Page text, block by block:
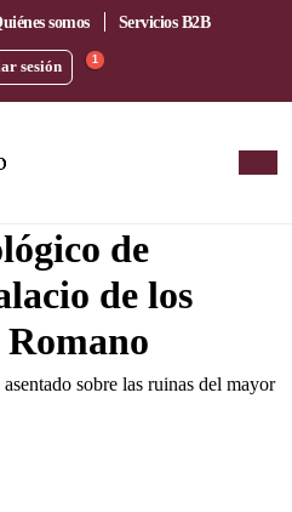
somos Servicios B2B
sesión 1
de
de los
sobre las ruinas del mayor